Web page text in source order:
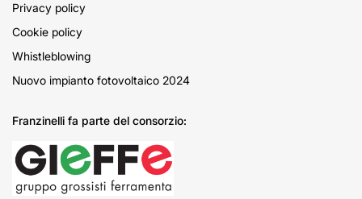
Privacy policy
Cookie policy
Whistleblowing
Nuovo impianto fotovoltaico 2024
Franzinelli fa parte del consorzio: